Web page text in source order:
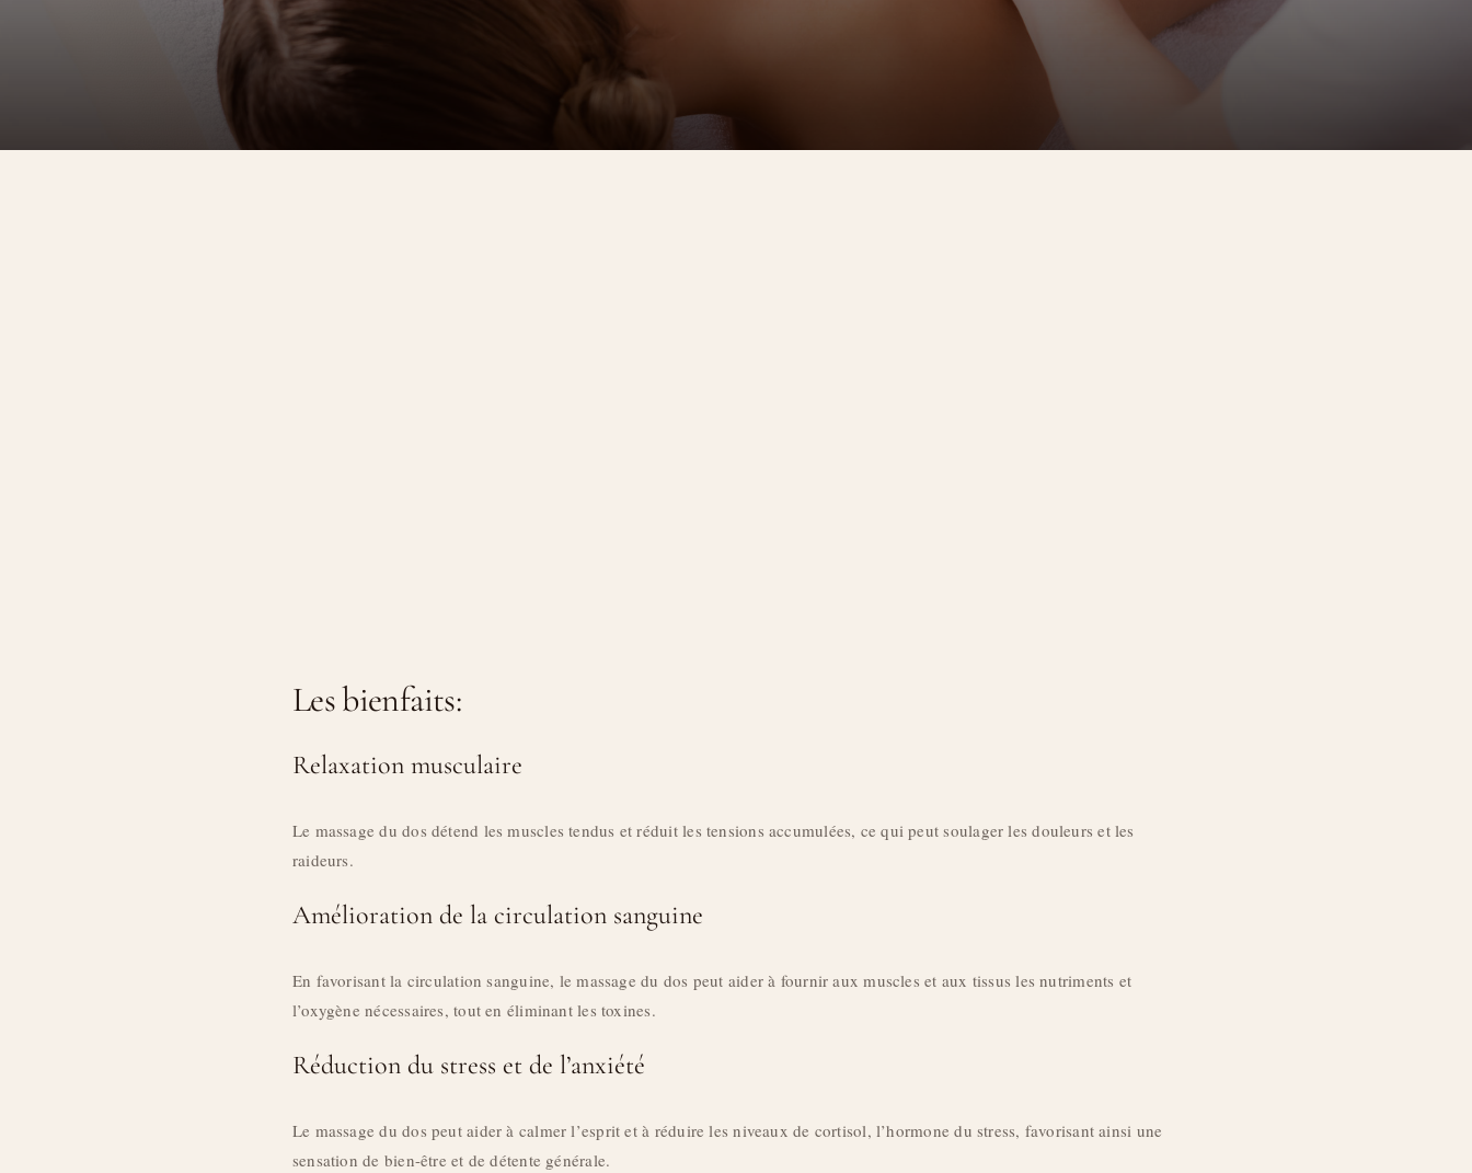
Les bienfaits:
Relaxation musculaire
Le massage du dos détend les muscles tendus et réduit les tensions accumulées, ce qui peut soulager les douleurs et les
raideurs.
Amélioration de la circulation sanguine
En favorisant la circulation sanguine, le massage du dos peut aider à fournir aux muscles et aux tissus les nutriments et
l’oxygène nécessaires, tout en éliminant les toxines.
Réduction du stress et de l’anxiété
Le massage du dos peut aider à calmer l’esprit et à réduire les niveaux de cortisol, l’hormone du stress, favorisant ainsi une
sensation de bien-être et de détente générale.